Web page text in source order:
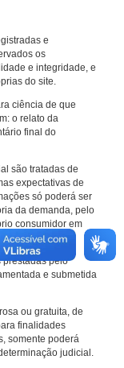
e
os
e integridade, e
do site.
ciência de que
o relato da
final do
são tratadas de
expectativas de
só poderá ser
da demanda, pelo
consumidor em
prestadas pelo
e submetida
ou gratuita, de
finalidades
somente poderá
judicial.